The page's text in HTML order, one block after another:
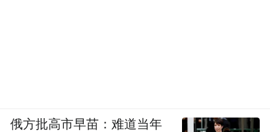
俄方批高市早苗：难道当年